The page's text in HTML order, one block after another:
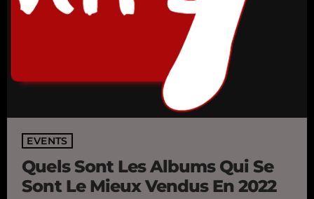
EVENTS
Quels Sont Les Albums Qui Se
Sont Le Mieux Vendus En 2022